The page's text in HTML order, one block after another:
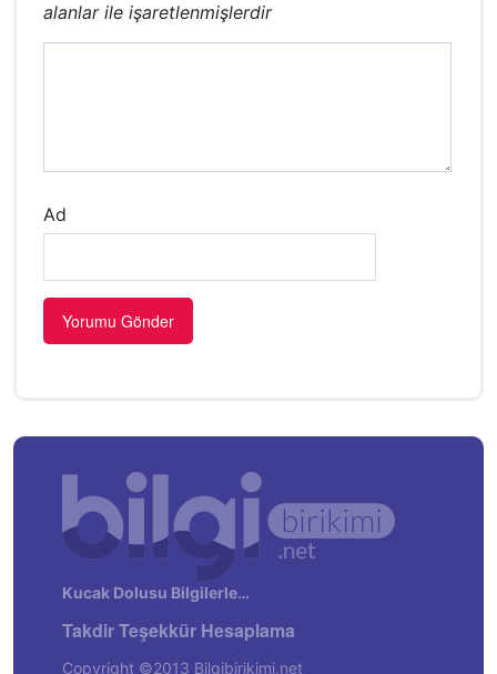
alanlar ile işaretlenmişlerdir
Ad
Kucak Dolusu Bilgilerle…
Takdir Teşekkür Hesaplama
Copyright ©2013 Bilgibirikimi.net